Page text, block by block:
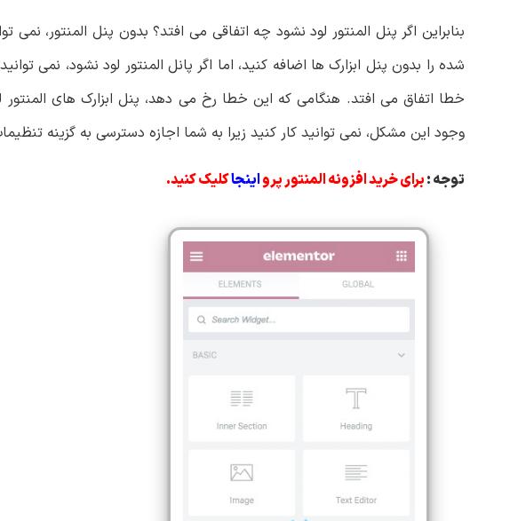
بنابراین اگر پنل المنتور لود نشود چه اتفاقی می افتد؟ بدون پنل المنتور،
شده را بدون پنل ابزارک ها اضافه کنید، اما اگر پانل المنتور لود نشود، نمی
خطا اتفاق می افتد. هنگامی که این خطا رخ می دهد، پنل ابزارک های
وجود این مشکل، نمی توانید کار کنید زیرا به شما اجازه دسترسی به گزینه
توجه :برای خرید افزونه المنتور پرواینجاکلیک کنید.